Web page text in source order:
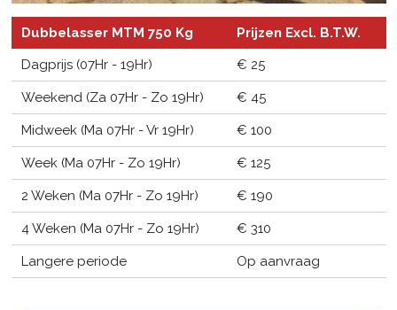
Dubbelasser MTM 750 Kg
Prijzen Excl. B.T.W.
Dagprijs (07Hr - 19Hr)
€ 25
Weekend (Za 07Hr - Zo 19Hr) € 45
Midweek (Ma 07Hr - Vr 19Hr) € 100
Week (Ma 07Hr - Zo 19Hr) € 125
2 Weken (Ma 07Hr - Zo 19Hr) € 190
4 Weken (Ma 07Hr - Zo 19Hr) € 310
Langere periode Op aanvraag